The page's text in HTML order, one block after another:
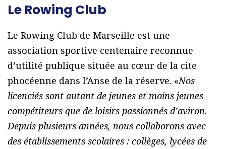
Le Rowing Club
Le Rowing Club de Marseille est une
association sportive centenaire reconnue
d’utilité publique située au cœur de la cite
phocéenne dans l’Anse de la réserve. «Nos
licenciés sont autant de jeunes et moins jeunes
compétiteurs que de loisirs passionnés d’aviron.
Depuis plusieurs années, nous collaborons avec
des établissements scolaires : collèges, lycées de